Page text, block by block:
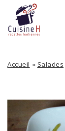
Accueil » Salades